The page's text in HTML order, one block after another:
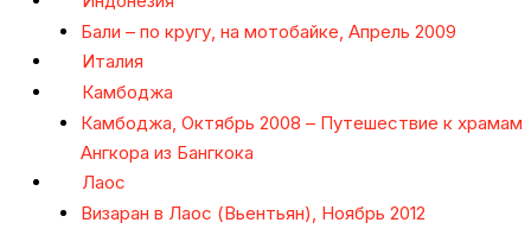
Бали – по кругу, на мотобайке, Апрель 2009
Италия
Камбоджа
Камбоджа, Октябрь 2008 – Путешествие к храмам
Ангкора из Бангкока
Лаос
Визаран в Лаос (Вьентьян), Ноябрь 2012